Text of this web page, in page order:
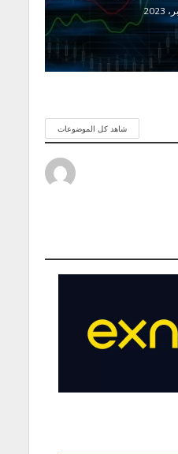
شاهد كل الموضوعات